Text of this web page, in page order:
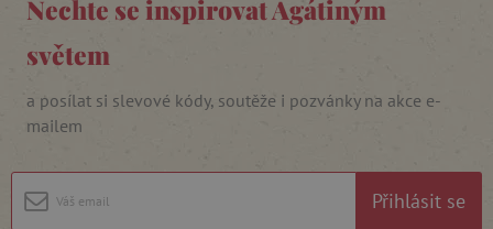
Nechte se inspirovat Agátiným
světem
a posílat si slevové kódy, soutěže i pozvánky na akce e-
mailem
Přihlásit se